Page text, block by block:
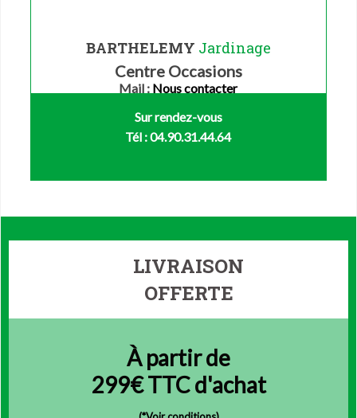
BARTHELEMY Jardinage
Centre Occasions
Mail : Nous contacter
Sur rendez-vous
Tél : 04.90.31.44.64
LIVRAISON
OFFERTE
À partir de
299€ TTC d'achat